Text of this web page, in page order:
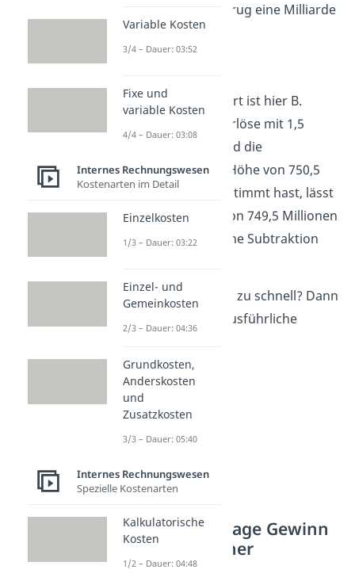
C. Der Gewinn betrug eine Milliarde
Euro.
Die richtige Antwort ist hier B.
Nachdem du die Erlöse mit 1,5
Milliarden Euro und die
Gesamtkosten in Höhe von 750,5
Millionen Euro bestimmt hast, lässt
sich der Gewinn von 749,5 Millionen
Euro durch einfache Subtraktion
Ging dir das etwas zu schnell? Dann
kommt jetzt der ausführliche
Verständnisfrage Gewinn
— ausführlicher
Lösungsweg
Variable Kosten
3/4 – Dauer: 03:52
Fixe und
variable Kosten
4/4 – Dauer: 03:08
Internes Rechnungswesen
Kostenarten im Detail
Einzelkosten
1/3 – Dauer: 03:22
Einzel- und
Gemeinkosten
2/3 – Dauer: 04:36
Grundkosten,
Anderskosten
und
Zusatzkosten
3/3 – Dauer: 05:40
Internes Rechnungswesen
Spezielle Kostenarten
Kalkulatorische
Kosten
1/2 – Dauer: 04:48